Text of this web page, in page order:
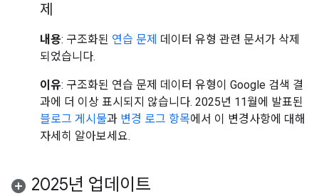
제
내용: 구조화된 연습 문제 데이터 유형 관련 문서가 삭제
되었습니다.
이유: 구조화된 연습 문제 데이터 유형이 Google 검색 결
과에 더 이상 표시되지 않습니다. 2025년 11월에 발표된
블로그 게시물과 변경 로그 항목에서 이 변경사항에 대해
자세히 알아보세요.
2025년 업데이트